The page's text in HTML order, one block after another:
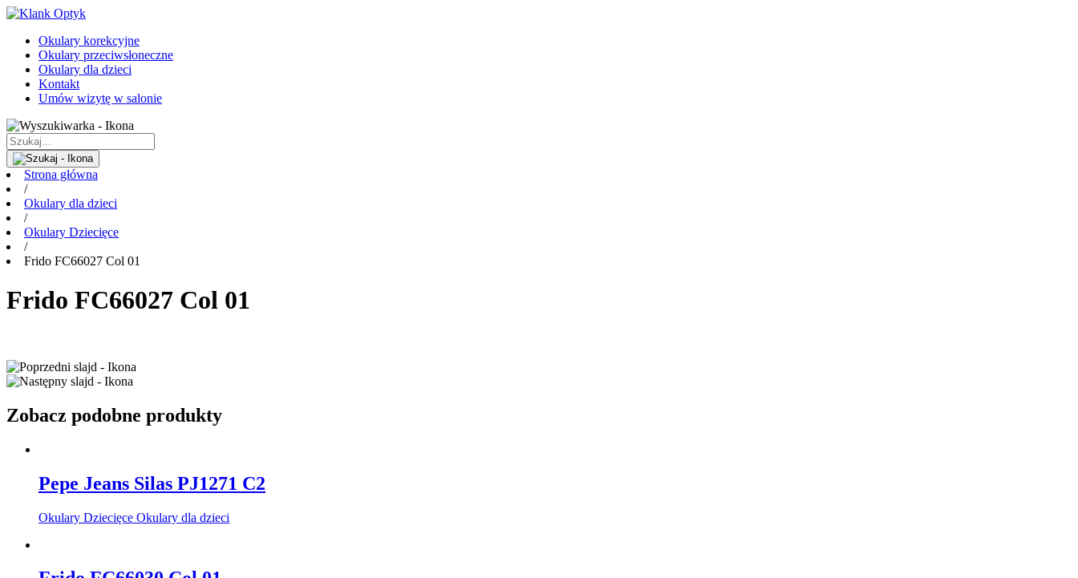
Okulary korekcyjne
Okulary przeciwsłoneczne
Okulary dla dzieci
Kontakt
Umów wizytę w salonie
Strona główna
/
Okulary dla dzieci
/
Okulary Dziecięce
/
Frido FC66027 Col 01
Frido FC66027 Col 01
Zobacz podobne produkty
Pepe Jeans Silas PJ1271 C2
Okulary Dziecięce Okulary dla dzieci